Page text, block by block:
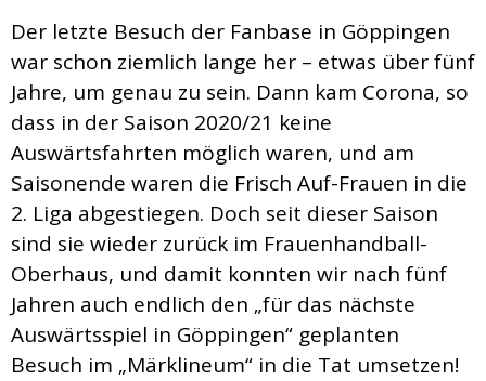
Der letzte Besuch der Fanbase in Göppingen
war schon ziemlich lange her – etwas über fünf
Jahre, um genau zu sein. Dann kam Corona, so
dass in der Saison 2020/21 keine
Auswärtsfahrten möglich waren, und am
Saisonende waren die Frisch Auf-Frauen in die
2. Liga abgestiegen. Doch seit dieser Saison
sind sie wieder zurück im Frauenhandball-
Oberhaus, und damit konnten wir nach fünf
Jahren auch endlich den „für das nächste
Auswärtsspiel in Göppingen“ geplanten
Besuch im „Märklineum“ in die Tat umsetzen!